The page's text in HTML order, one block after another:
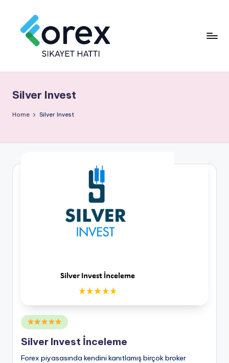
Silver Invest
Home Silver Invest
Posted
in
Silver Invest İnceleme
Forex piyasasında kendini kanıtlamış birçok broker